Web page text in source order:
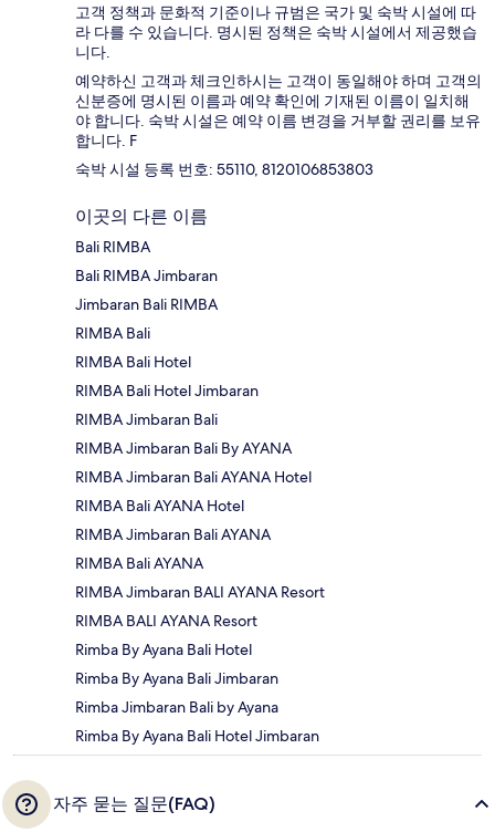
고객 정책과 문화적 기준이나 규범은 국가 및 숙박 시설에 따
라 다를 수 있습니다. 명시된 정책은 숙박 시설에서 제공했습
니다.
예약하신 고객과 체크인하시는 고객이 동일해야 하며 고객의
신분증에 명시된 이름과 예약 확인에 기재된 이름이 일치해
야 합니다. 숙박 시설은 예약 이름 변경을 거부할 권리를 보유
합니다. F
숙박 시설 등록 번호: 55110, 8120106853803
이곳의 다른 이름
Bali RIMBA
Bali RIMBA Jimbaran
Jimbaran Bali RIMBA
RIMBA Bali
RIMBA Bali Hotel
RIMBA Bali Hotel Jimbaran
RIMBA Jimbaran Bali
RIMBA Jimbaran Bali By AYANA
RIMBA Jimbaran Bali AYANA Hotel
RIMBA Bali AYANA Hotel
RIMBA Jimbaran Bali AYANA
RIMBA Bali AYANA
RIMBA Jimbaran BALI AYANA Resort
RIMBA BALI AYANA Resort
Rimba By Ayana Bali Hotel
Rimba By Ayana Bali Jimbaran
Rimba Jimbaran Bali by Ayana
Rimba By Ayana Bali Hotel Jimbaran
자주 묻는 질문(FAQ)